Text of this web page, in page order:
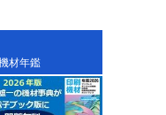
材年鑑